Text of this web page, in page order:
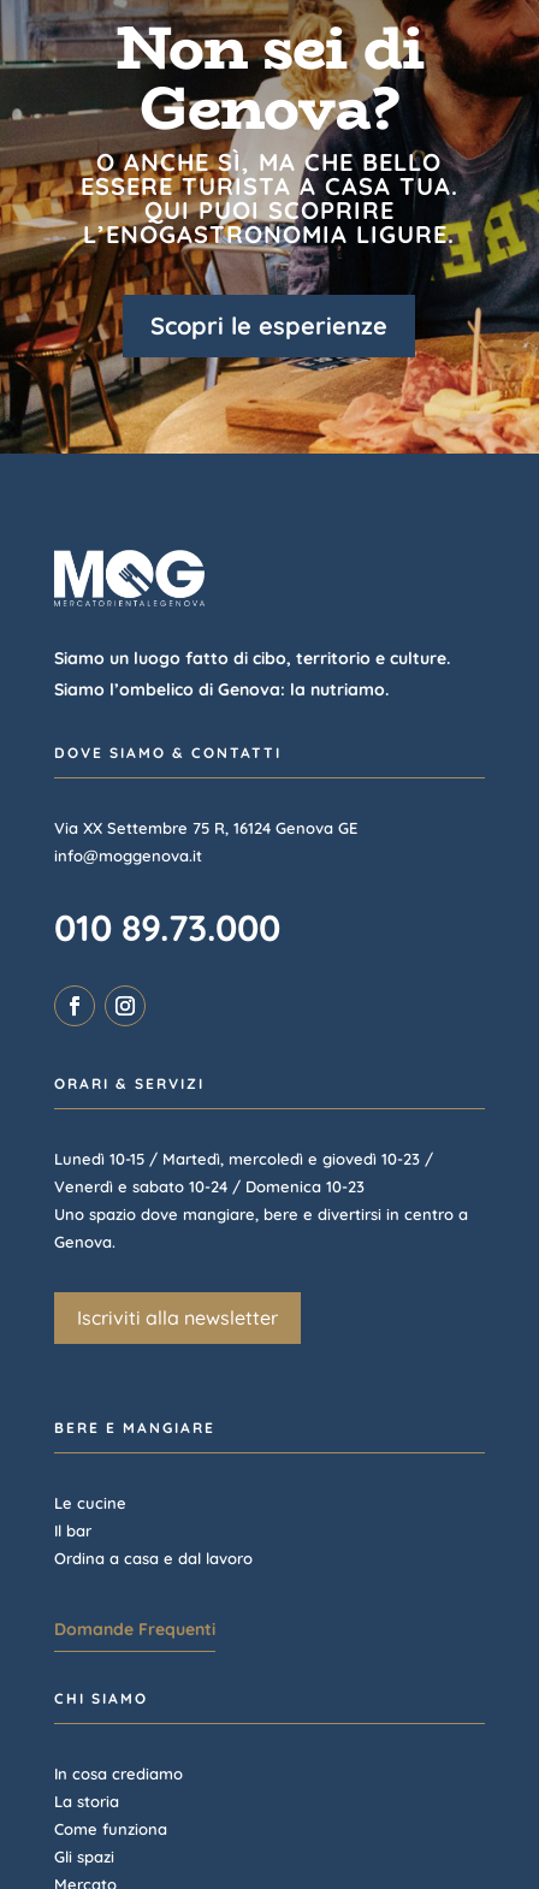
Non sei di
Genova?
O ANCHE SÌ, MA CHE BELLO
ESSERE TURISTA A CASA TUA.
QUI PUOI SCOPRIRE
L’ENOGASTRONOMIA LIGURE.
Scopri le esperienze
Siamo un luogo fatto di cibo, territorio e culture.
Siamo l’ombelico di Genova: la nutriamo.
DOVE SIAMO & CONTATTI
Via XX Settembre 75 R, 16124 Genova GE
info@moggenova.it
010 89.73.000
ORARI & SERVIZI
Lunedì 10-15 / Martedì, mercoledì e giovedì 10-23 /
Venerdì e sabato 10-24 / Domenica 10-23
Uno spazio dove mangiare, bere e divertirsi in centro a
Genova.
Iscriviti alla newsletter
BERE E MANGIARE
Le cucine
Il bar
Ordina a casa e dal lavoro
Domande Frequenti
CHI SIAMO
In cosa crediamo
La storia
Come funziona
Gli spazi
Mercato